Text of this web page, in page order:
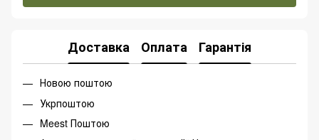
Доставка Оплата Гарантія
Новою поштою
Укрпоштою
Meest Поштою